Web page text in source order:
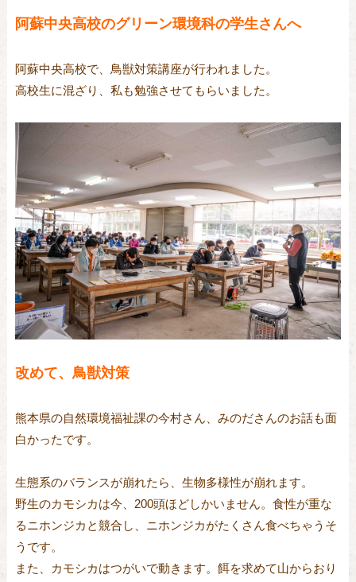
阿蘇中央高校のグリーン環境科の学生さんへ
阿蘇中央高校で、鳥獣対策講座が行われました。
高校生に混ざり、私も勉強させてもらいました。
改めて、鳥獣対策
熊本県の自然環境福祉課の今村さん、みのださんのお話も面
白かったです。
生態系のバランスが崩れたら、生物多様性が崩れます。
野生のカモシカは今、200頭ほどしかいません。食性が重な
るニホンジカと競合し、ニホンジカがたくさん食べちゃうそ
うです。
また、カモシカはつがいで動きます。餌を求めて山からおり